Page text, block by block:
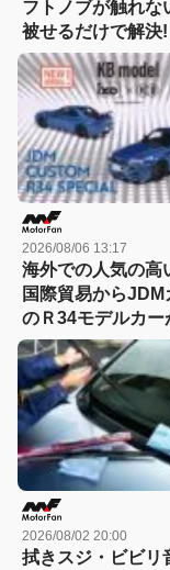
フトノブが触れな
被せるだけで解決
ォのシリコンカバ
冬も快適すぎる!
MONO図鑑】
2026/08/06 13:17
海外での人気の高
国際貿易からJDM
のＲ34モデルカー
2026/08/02 20:00
拭きスジ・ビビリ